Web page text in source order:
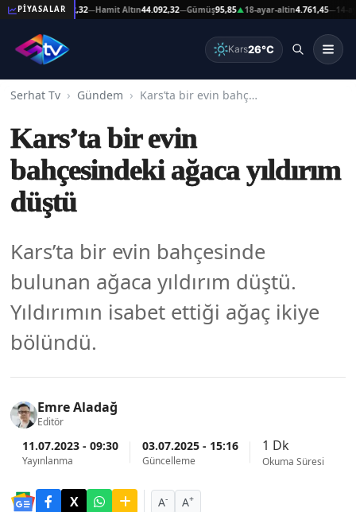
PİYASALAR
Altın44.092,32 Hamit Altın 44.092,32—Gümüş95,85▲18-ayar-altin4.761,45—14-ayar-
Kars26°C
Serhat Tv Gündem Kars’ta bir evin bahçesindeki ağaca yıldırım düştü
Kars’ta bir evin
bahçesindeki ağaca yıldırım
düştü
Kars’ta bir evin bahçesinde
bulunan ağaca yıldırım düştü.
Yıldırımın isabet ettiği ağaç ikiye
bölündü.
Emre Aladağ
Editör
11.07.2023 - 09:30
Yayınlanma
03.07.2025 - 15:16
Güncelleme
1 Dk
Okuma Süresi
A- A+